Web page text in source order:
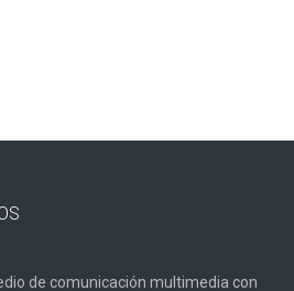
de comunicación multimedia con